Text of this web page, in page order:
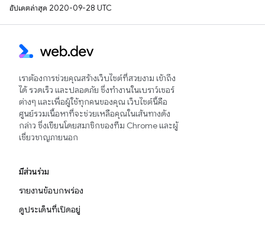
อัปเดตล่าสุด 2020-09-28 UTC
เราต้องการช่วยคุณสร้างเว็บไซต์ที่สวยงาม เข้าถึง
ได้ รวดเร็ว และปลอดภัย ซึ่งทำงานในเบราว์เซอร์
ต่างๆ และเพื่อผู้ใช้ทุกคนของคุณ เว็บไซต์นี้คือ
ศูนย์รวมเนื้อหาที่จะช่วยเหลือคุณในเส้นทางดัง
กล่าว ซึ่งเขียนโดยสมาชิกของทีม Chrome และผู้
เชี่ยวชาญภายนอก
มีส่วนร่วม
รายงานข้อบกพร่อง
ดูประเด็นที่เปิดอยู่